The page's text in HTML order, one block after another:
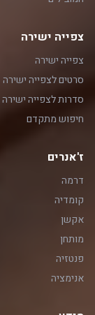
צפייה ישירה
צפייה ישירה
סרטים לצפייה ישירה
סדרות לצפייה ישירה
חיפוש מתקדם
ז'אנרים
דרמה
קומדיה
אקשן
מותחן
פנטזיה
אנימציה